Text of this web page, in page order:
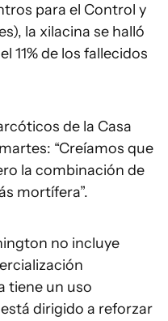
para el Control y
la xilacina se halló
11% de los fallecidos
de la Casa
“Creíamos que
la combinación de
mortífera”.
no incluye
tiene un uso
dirigido a reforzar